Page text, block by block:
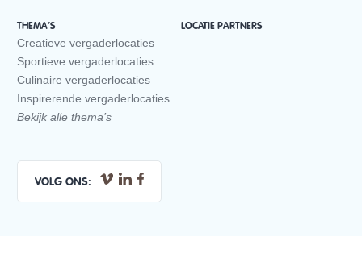
THEMA’S
Creatieve vergaderlocaties
Sportieve vergaderlocaties
Culinaire vergaderlocaties
Inspirerende vergaderlocaties
Bekijk alle thema’s
LOCATIE PARTNERS
VOLG ONS: